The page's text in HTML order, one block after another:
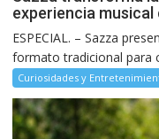
experiencia musical
ESPECIAL. – Sazza
formato tradicional para
Curiosidades y